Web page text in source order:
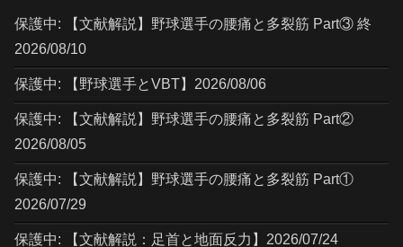
保護中: 【文献解説】野球選手の腰痛と多裂筋 Part③ 終
2026/08/10
保護中: 【野球選手とVBT】2026/08/06
保護中: 【文献解説】野球選手の腰痛と多裂筋 Part②
2026/08/05
保護中: 【文献解説】野球選手の腰痛と多裂筋 Part①
2026/07/29
保護中: 【文献解説：足首と地面反力】2026/07/24